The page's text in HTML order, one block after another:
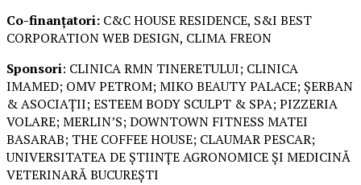
Co-finanțatori: C&C HOUSE RESIDENCE, S&I BEST
CORPORATION WEB DESIGN, CLIMA FREON
Sponsori: CLINICA RMN TINERETULUI; CLINICA
IMAMED; OMV PETROM; MIKO BEAUTY PALACE; ȘERBAN
& ASOCIAȚII; ESTEEM BODY SCULPT & SPA; PIZZERIA
VOLARE; MERLIN’S; DOWNTOWN FITNESS MATEI
BASARAB; THE COFFEE HOUSE; CLAUMAR PESCAR;
UNIVERSITATEA DE ȘTIINȚE AGRONOMICE ȘI MEDICINĂ
VETERINARĂ BUCUREȘTI